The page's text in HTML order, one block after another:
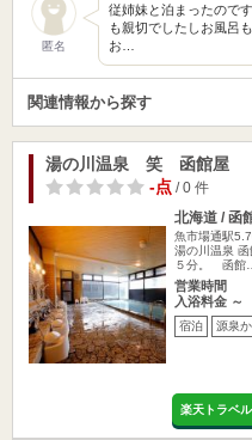
匿名
従姉妹と泊まったので
も親切でしたしお風呂
お…
関連情報から探す
湯の川温泉 笑 函館屋
-点/ 0 件
北海道 / 函
魚市場通駅
湯の川温泉
５分。 函館…
営業時間
入浴料金 ～
宿泊 源泉か
楽天トラベ